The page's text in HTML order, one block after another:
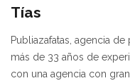
Tías
Publiazafatas, agencia
más de 33 años de
con una agencia con